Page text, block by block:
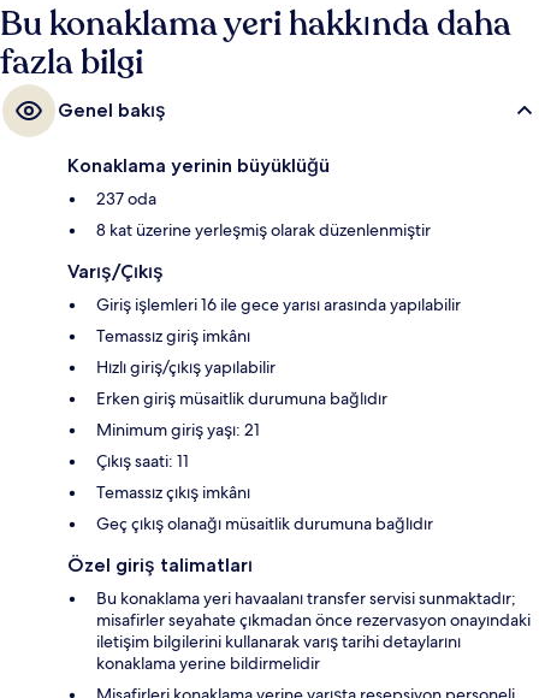
Bu konaklama yeri hakkında daha
fazla bilgi
Genel bakış
Konaklama yerinin büyüklüğü
237 oda
8 kat üzerine yerleşmiş olarak düzenlenmiştir
Varış/Çıkış
Giriş işlemleri 16 ile gece yarısı arasında yapılabilir
Temassız giriş imkânı
Hızlı giriş/çıkış yapılabilir
Erken giriş müsaitlik durumuna bağlıdır
Minimum giriş yaşı: 21
Çıkış saati: 11
Temassız çıkış imkânı
Geç çıkış olanağı müsaitlik durumuna bağlıdır
Özel giriş talimatları
Bu konaklama yeri havaalanı transfer servisi sunmaktadır;
misafirler seyahate çıkmadan önce rezervasyon onayındaki
iletişim bilgilerini kullanarak varış tarihi detaylarını
konaklama yerine bildirmelidir